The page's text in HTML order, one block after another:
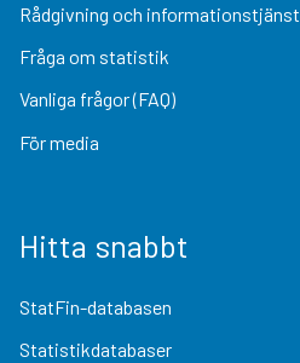
Rådgivning och informationstjänst
Fråga om statistik
Vanliga frågor (FAQ)
För media
Hitta snabbt
StatFin-databasen
Statistikdatabaser